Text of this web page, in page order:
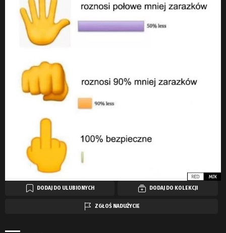
DODAJ DO ULUBIONYCH DODAJ DO KOLEKCJI
ZGŁOŚ NADUŻYCIE